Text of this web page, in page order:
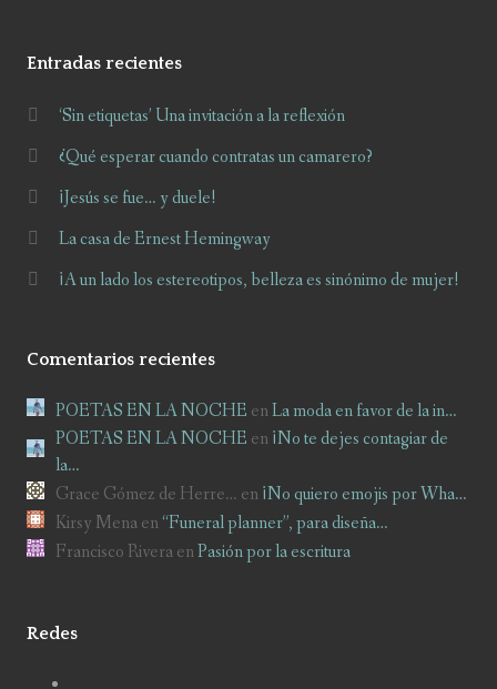
Entradas recientes
‘Sin etiquetas’ Una invitación a la reflexión
¿Qué esperar cuando contratas un camarero?
¡Jesús se fue… y duele!
La casa de Ernest Hemingway
¡A un lado los estereotipos, belleza es sinónimo de mujer!
Comentarios recientes
POETAS EN LA NOCHE enLa moda en favor de la in…
POETAS EN LA NOCHE en¡No te dejes contagiar de
la…
Grace Gómez de Herre… en¡No quiero emojis por Wha…
Kirsy Mena en“Funeral planner”, para diseña…
Francisco Rivera enPasión por la escritura
Redes